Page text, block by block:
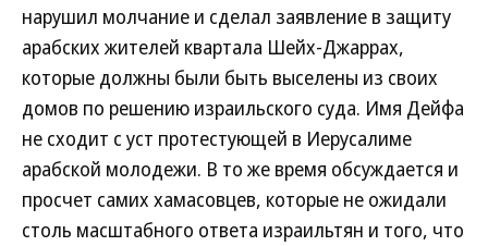
нарушил молчание и сделал заявление в защиту
арабских жителей квартала Шейх-Джаррах,
которые должны были быть выселены из своих
домов по решению израильского суда. Имя Дейфа
не сходит с уст протестующей в Иерусалиме
арабской молодежи. В то же время обсуждается и
просчет самих хамасовцев, которые не ожидали
столь масштабного ответа израильтян и того, что